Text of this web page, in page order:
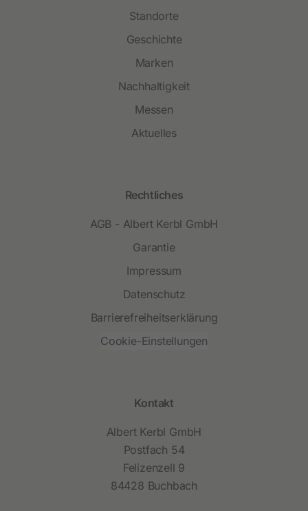
Standorte
Geschichte
Marken
Nachhaltigkeit
Messen
Aktuelles
Rechtliches
AGB - Albert Kerbl GmbH
Garantie
Impressum
Datenschutz
Barrierefreiheitserklärung
Cookie-Einstellungen
Kontakt
Albert Kerbl GmbH
Postfach 54
Felizenzell 9
84428 Buchbach